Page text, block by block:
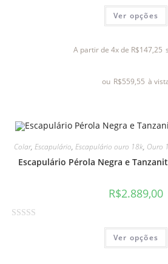
0
e
Ver opções
A partir de 4x de R$147,25
ou R$559,55 à
Colar, Escapulário, Escapulário ouro 18k, Ouro
Escapulário Pérola Negra e
R$2.889,00
Ver opções